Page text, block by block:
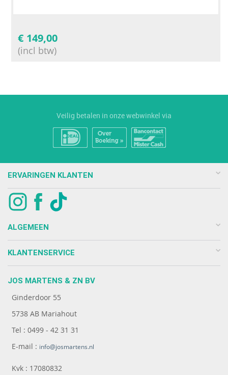
€ 149,00
(incl btw)
Veilig betalen in onze webwinkel via
ERVARINGEN KLANTEN
ALGEMEEN
KLANTENSERVICE
JOS MARTENS & ZN BV
Ginderdoor 55
5738 AB Mariahout
Tel : 0499 - 42 31 31
E-mail : info@josmartens.nl
Kvk : 17080832